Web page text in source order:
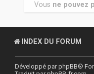
Vous ne pouvez
INDEX DU FORUM
Développé parphpBB®